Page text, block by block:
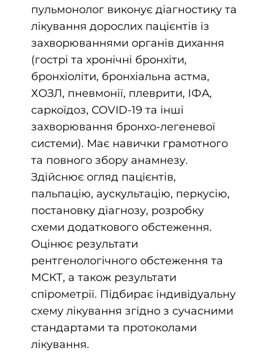
пульмонолог виконує діагностику та
лікування дорослих пацієнтів із
захворюваннями органів дихання
(гострі та хронічні бронхіти,
бронхіоліти, бронхіальна астма,
ХОЗЛ, пневмонії, плеврити, ІФА,
саркоїдоз, COVID-19 та інші
захворювання бронхо-легеневої
системи). Має навички грамотного
та повного збору анамнезу.
Здійснює огляд пацієнтів,
пальпацію, аускультацію, перкусію,
постановку діагнозу, розробку
схеми додаткового обстеження.
Оцінює результати
рентгенологічного обстеження та
МСКТ, а також результати
спірометрії. Підбирає індивідуальну
схему лікування згідно з сучасними
стандартами та протоколами
лікування.